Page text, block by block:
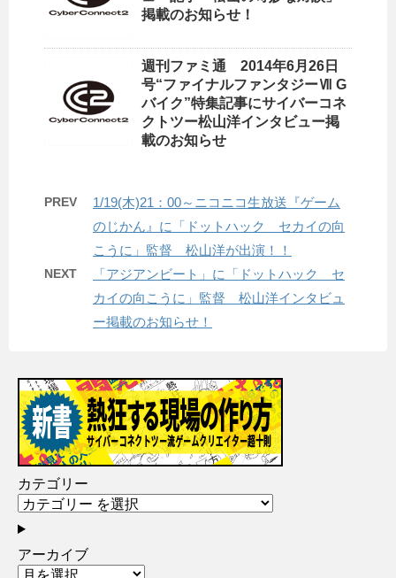
掲載のお知らせ！
週刊ファミ通 2014年6月26日
号“ファイナルファンタジーⅦ G
バイク”特集記事にサイバーコネ
クトツー松山洋インタビュー掲
載のお知らせ
PREV
1/19(木)21：00～ニコニコ生放送『ゲーム
のじかん』に「ドットハック セカイの向
こうに」監督 松山洋が出演！！
NEXT
「アジアンビート」に「ドットハック セ
カイの向こうに」監督 松山洋インタビュ
ー掲載のお知らせ！
カテゴリー
アーカイブ